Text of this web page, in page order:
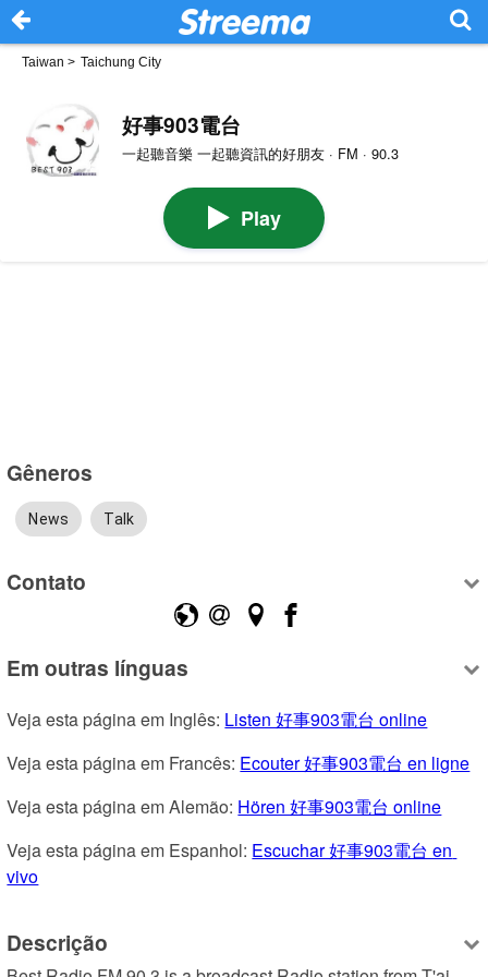
Taiwan > Taichung City
好事903電台
一起聽音樂 一起聽資訊的好朋友 · FM · 90.3
Play
Gêneros
News Talk
Contato
Em outras línguas
Veja esta página em Inglês: Listen 好事903電台 online
Veja esta página em Francês: Ecouter 好事903電台 en ligne
Veja esta página em Alemão: Hören 好事903電台 online
Veja esta página em Espanhol: Escuchar 好事903電台 en
vivo
Descrição